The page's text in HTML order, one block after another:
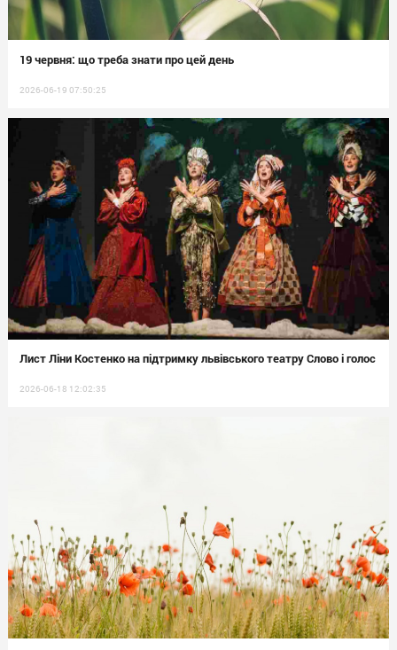
19 червня: що треба знати про цей день
2026-06-19 07:50:25
Лист Ліни Костенко на підтримку львівського театру Слово і голос
2026-06-18 12:02:35